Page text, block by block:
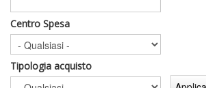
Centro Spesa
Tipologia acquisto